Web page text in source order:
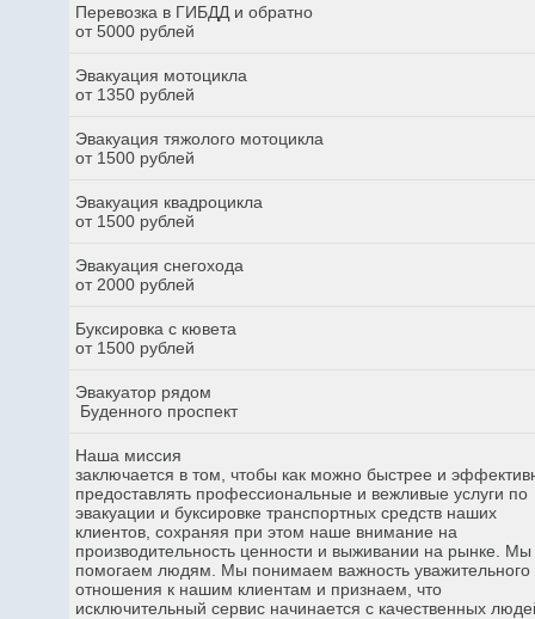
Перевозка в ГИБДД и обратно
от 5000 рублей
Эвакуация мотоцикла
от 1350 рублей
Эвакуация тяжолого мотоцикла
от 1500 рублей
Эвакуация квадроцикла
от 1500 рублей
Эвакуация снегохода
от 2000 рублей
Буксировка с кювета
от 1500 рублей
Эвакуатор рядом
Буденного проспект
Наша миссия
заключается в том, чтобы как можно быстрее и
предоставлять профессиональные и вежливые услуги по
эвакуации и буксировке транспортных средств наших
клиентов, сохраняя при этом наше внимание на
производительность ценности и выживании на рынке. Мы
помогаем людям. Мы понимаем важность уважительного
отношения к нашим клиентам и признаем, что
исключительный сервис начинается с качественных